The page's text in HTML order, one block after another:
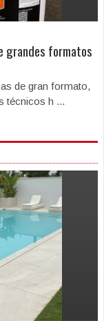
grandes formatos
de gran formato,
técnicos h ...